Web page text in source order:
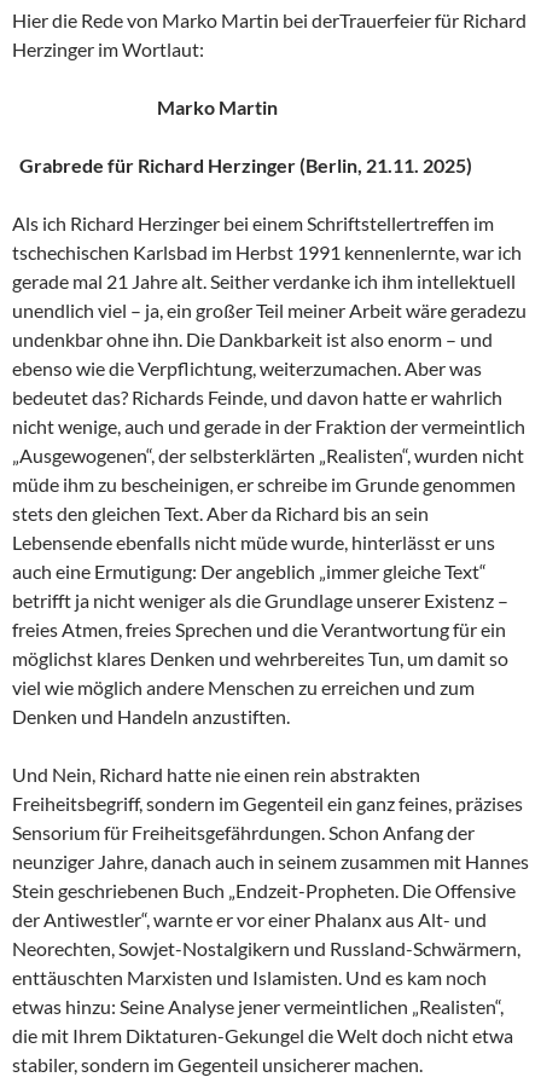
Hier die Rede von Marko Martin bei derTrauerfeier für Richard
Herzinger im Wortlaut:
Marko Martin
Grabrede für Richard Herzinger (Berlin, 21.11. 2025)
Als ich Richard Herzinger bei einem Schriftstellertreffen im
tschechischen Karlsbad im Herbst 1991 kennenlernte, war ich
gerade mal 21 Jahre alt. Seither verdanke ich ihm intellektuell
unendlich viel – ja, ein großer Teil meiner Arbeit wäre geradezu
undenkbar ohne ihn. Die Dankbarkeit ist also enorm – und
ebenso wie die Verpflichtung, weiterzumachen. Aber was
bedeutet das? Richards Feinde, und davon hatte er wahrlich
nicht wenige, auch und gerade in der Fraktion der vermeintlich
„Ausgewogenen“, der selbsterklärten „Realisten“, wurden nicht
müde ihm zu bescheinigen, er schreibe im Grunde genommen
stets den gleichen Text. Aber da Richard bis an sein
Lebensende ebenfalls nicht müde wurde, hinterlässt er uns
auch eine Ermutigung: Der angeblich „immer gleiche Text“
betrifft ja nicht weniger als die Grundlage unserer Existenz –
freies Atmen, freies Sprechen und die Verantwortung für ein
möglichst klares Denken und wehrbereites Tun, um damit so
viel wie möglich andere Menschen zu erreichen und zum
Denken und Handeln anzustiften.
Und Nein, Richard hatte nie einen rein abstrakten
Freiheitsbegriff, sondern im Gegenteil ein ganz feines, präzises
Sensorium für Freiheitsgefährdungen. Schon Anfang der
neunziger Jahre, danach auch in seinem zusammen mit Hannes
Stein geschriebenen Buch „Endzeit-Propheten. Die Offensive
der Antiwestler“, warnte er vor einer Phalanx aus Alt- und
Neorechten, Sowjet-Nostalgikern und Russland-Schwärmern,
enttäuschten Marxisten und Islamisten. Und es kam noch
etwas hinzu: Seine Analyse jener vermeintlichen „Realisten“,
die mit Ihrem Diktaturen-Gekungel die Welt doch nicht etwa
stabiler, sondern im Gegenteil unsicherer machen.